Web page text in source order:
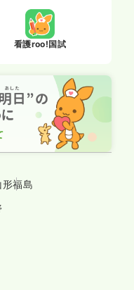
看護roo!国試
形福島